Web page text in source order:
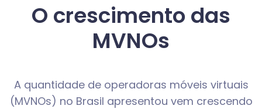
O crescimento das
MVNOs
A quantidade de operadoras móveis virtuais
(MVNOs) no Brasil apresentou vem crescendo